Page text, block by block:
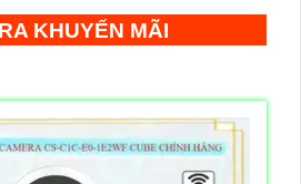
KHUYẾN MÃI